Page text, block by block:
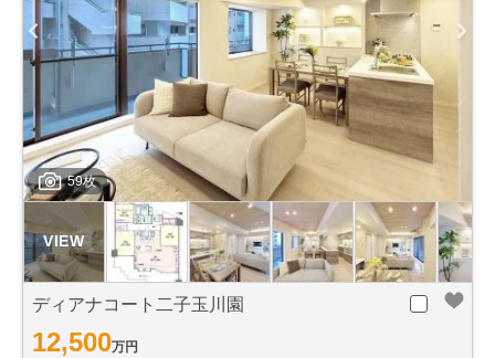
59枚
ディアナコート二子玉川園
12,500万円